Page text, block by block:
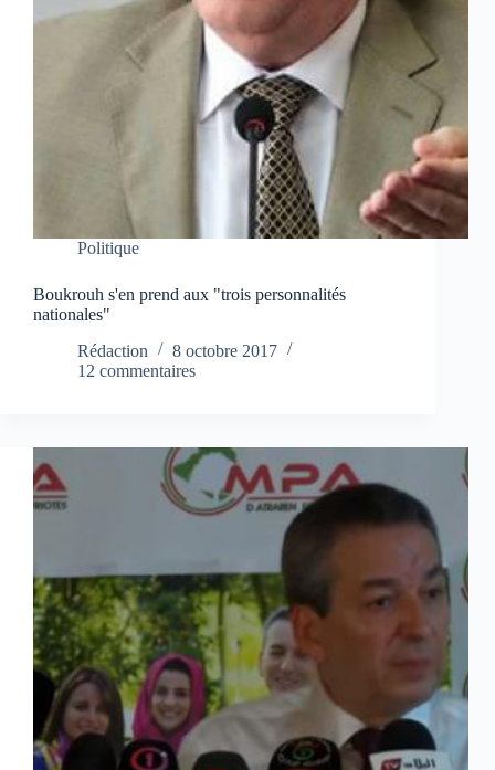
Politique
Boukrouh s'en prend aux "trois personnalités
nationales"
Rédaction
8 octobre 2017
12 commentaires